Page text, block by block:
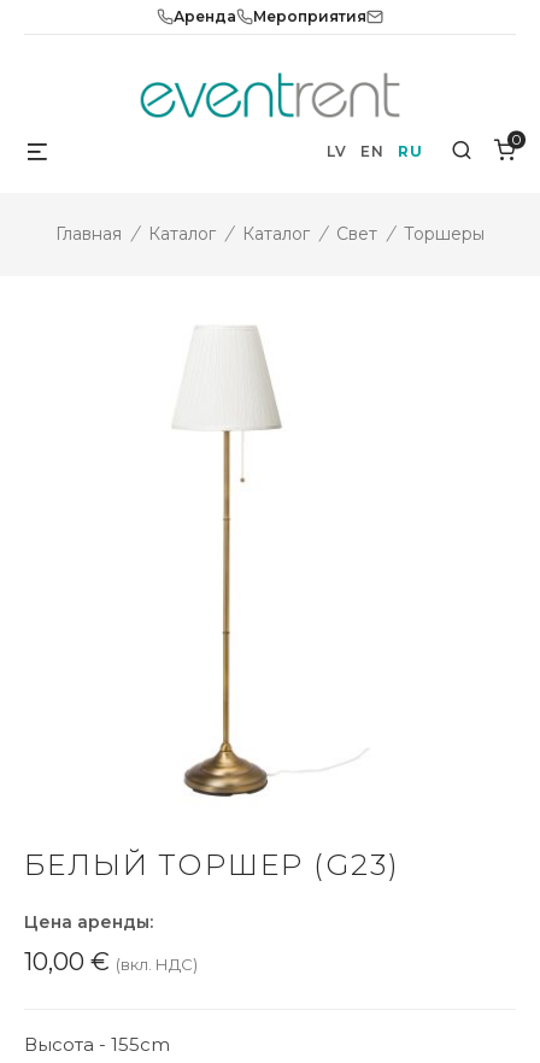
Аренда Мероприятия
LV EN RU Search
0
Главная / Каталог / Каталог / Свет / Торшеры
БЕЛЫЙ ТОРШЕР (G23)
Цена аренды:
10,00 € (вкл. НДС)
Высота - 155cm